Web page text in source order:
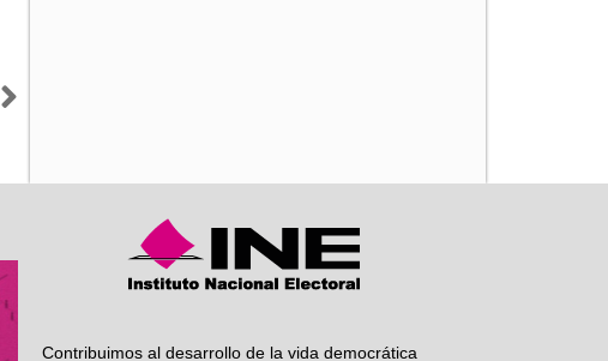
Siguiente
Contribuimos al desarrollo de la vida democrática